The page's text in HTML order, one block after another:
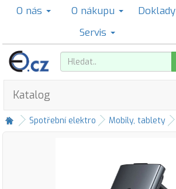
O nás O nákupu Doklady
Servis
Katalog
Spotřební elektro Mobily, tablety